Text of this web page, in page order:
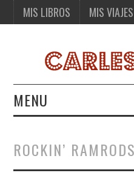
MIS LIBROS MIS VIAJES
MENU
MIS VIAJES
ROCKIN’ RAMRODS